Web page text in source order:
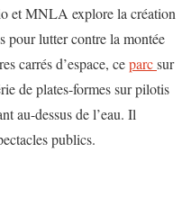
et MNLA explore la création
pour lutter contre la montée
carrés d’espace, ceparcsur
de plates-formes sur pilotis
au-dessus de l’eau. Il
publics.